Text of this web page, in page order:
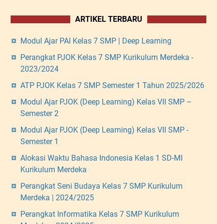
ARTIKEL TERBARU
Modul Ajar PAI Kelas 7 SMP | Deep Learning
Perangkat PJOK Kelas 7 SMP Kurikulum Merdeka -
2023/2024
ATP PJOK Kelas 7 SMP Semester 1 Tahun 2025/2026
Modul Ajar PJOK (Deep Learning) Kelas VII SMP –
Semester 2
Modul Ajar PJOK (Deep Learning) Kelas VII SMP -
Semester 1
Alokasi Waktu Bahasa Indonesia Kelas 1 SD-MI
Kurikulum Merdeka
Perangkat Seni Budaya Kelas 7 SMP Kurikulum
Merdeka | 2024/2025
Perangkat Informatika Kelas 7 SMP Kurikulum